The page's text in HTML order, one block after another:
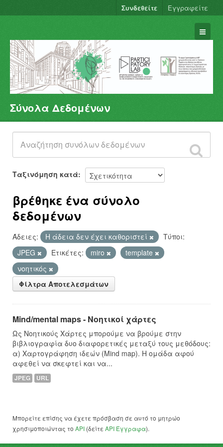
Συνδεθείτε Εγγραφείτε
Σύνολα Δεδομένων
Φορείς
Ομάδες
Σχετικά
Σύνολα Δεδομένων
Ταξινόμηση κατά
βρέθηκε ένα σύνολο
δεδομένων
Άδειες: Η άδεια δεν έχει καθοριστεί
Τύποι:
JPEG
Ετικέτες: miro
template
νοητικός
Φίλτρα Αποτελεσμάτων
Mind/mental maps - Νοητικοί χάρτες
Ως Νοητικούς Χάρτες μπορούμε να βρούμε στην
βιβλιογραφία δυο διαφορετικές μεταξύ τους μεθόδους:
α) Χαρτογράφηση ιδεών (Mind map). Η ομάδα αφού
αφεθεί να σκεφτεί και να...
JPEG URL
Μπορείτε επίσης να έχετε πρόσβαση σε αυτό το μητρώο
χρησιμοποιώντας το API (δείτε API Έγγραφα).